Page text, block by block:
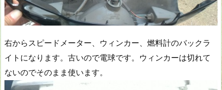
右からスピードメーター、ウィンカー、燃料計のバックラ
イトになります。古いので電球です。ウィンカーは切れて
ないのでそのまま使います。